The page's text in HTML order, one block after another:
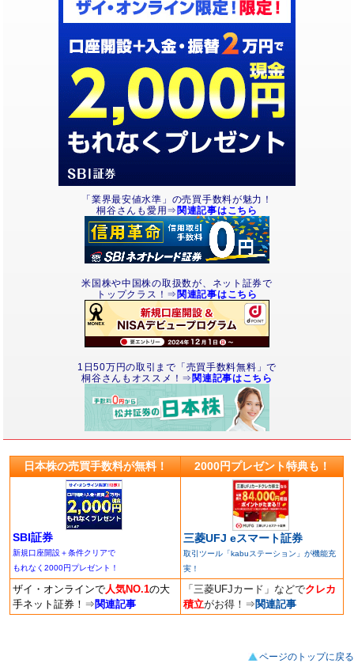
「業界最安値水準」の売買手数料が魅力！
桐谷さんも愛用⇒ 関連記事はこちら
米国株や中国株の取扱数が、ネット証券で
トップクラス！⇒ 関連記事はこちら
1日50万円の取引まで「売買手数料無料」で
桐谷さんもオススメ！⇒ 関連記事はこちら
日本株の売買手数料が無料！ 2000円プレゼント特典も！
SBI証券
新規口座開設＋条件クリアで
もれなく2000円プレゼント！
三菱UFJ eスマート証券
取引ツール「kabuステーション」が機能充
実！
ザイ・オンラインで人気NO.1の大
手ネット証券！ ⇒ 関連記事
「三菱UFJカード」などでクレカ
積立がお得！ ⇒ 関連記事
ページのトップに戻る